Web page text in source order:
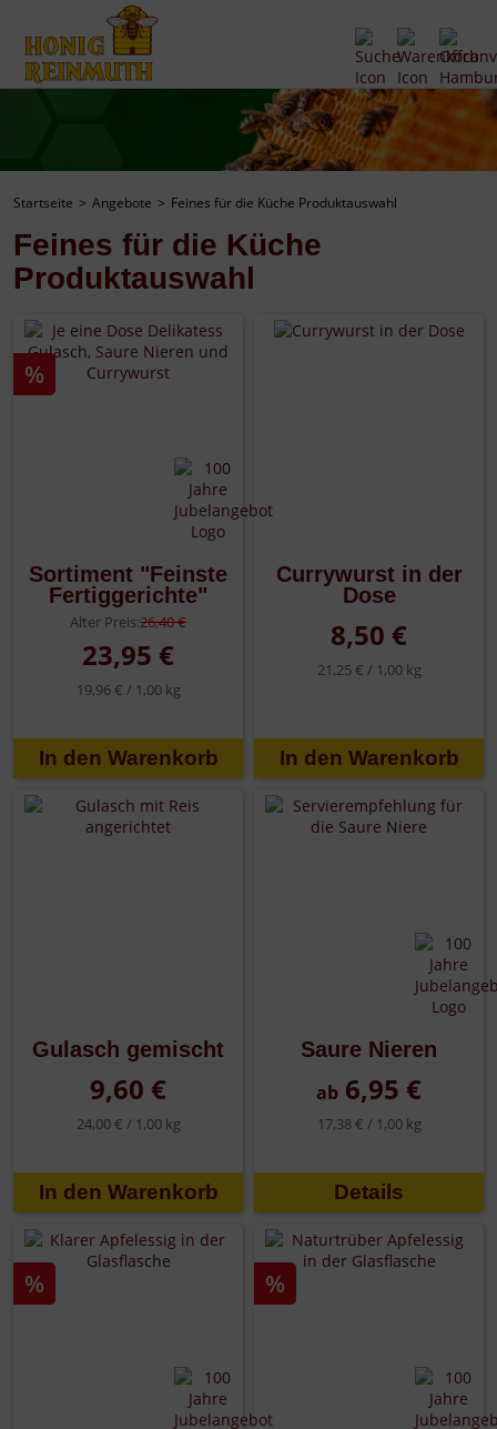
Startseite Angebote Feines für die Küche Produktauswahl
Feines für die Küche
Produktauswahl
%
Sortiment "Feinste
Fertiggerichte"
Alter Preis:26,40 €
23,95 €
19,96 € / 1,00 kg
Currywurst in der
Dose
8,50 €
21,25 € / 1,00 kg
Gulasch gemischt
9,60 €
24,00 € / 1,00 kg
Saure Nieren
ab 6,95 €
17,38 € / 1,00 kg
Details
% %